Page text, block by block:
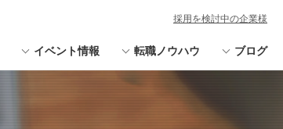
イベント情報 転職ノウハウ ブログ
採用を検討中の企業様